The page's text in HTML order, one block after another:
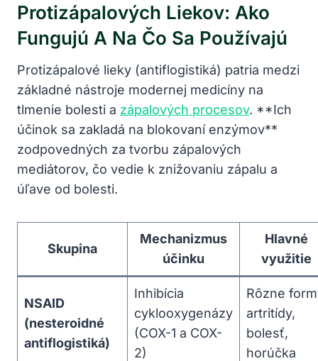
Protizápalových Liekov: Ako
Fungujú A Na Čo Sa Používajú
Protizápalové lieky (antiflogistiká) patria medzi
základné nástroje modernej medicíny na
tlmenie bolesti a zápalových procesov. **Ich
účinok sa zakladá na blokovaní enzýmov**
zodpovedných za tvorbu zápalových
mediátorov, čo vedie k znižovaniu zápalu a
úľave od bolesti.
Skupina
Mechanizmus
účinku
Hlavné
využitie
NSAID
(nesteroidné
antiflogistiká)
Inhibícia
cyklooxygenázy
(COX-1 a COX-
2)
Rôzne
artritídy,
bolesť,
horúčka